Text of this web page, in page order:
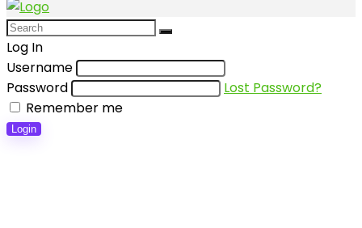
Log In
Username
Password
Lost Password?
Remember me
Login